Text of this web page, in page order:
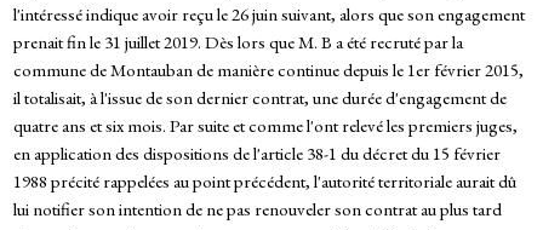
l'intéressé indique avoir reçu le 26 juin suivant, alors que son engagement
prenait fin le 31 juillet 2019. Dès lors que M. B a été recruté par la
commune de Montauban de manière continue depuis le 1er février 2015,
il totalisait, à l'issue de son dernier contrat, une durée d'engagement de
quatre ans et six mois. Par suite et comme l'ont relevé les premiers juges,
en application des dispositions de l'article 38-1 du décret du 15 février
1988 précité rappelées au point précédent, l'autorité territoriale aurait dû
lui notifier son intention de ne pas renouveler son contrat au plus tard